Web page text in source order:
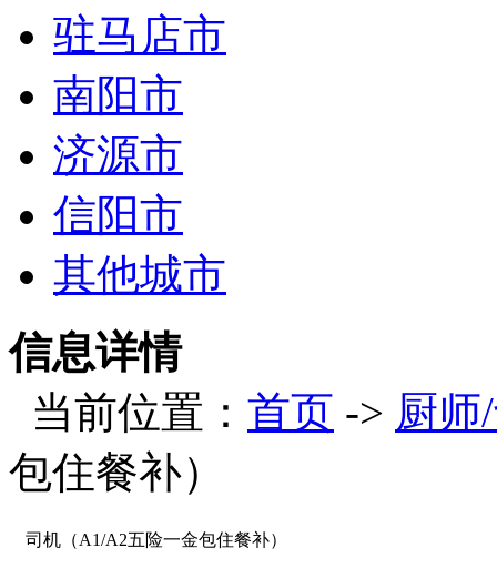
驻马店市
南阳市
济源市
信阳市
其他城市
信息详情
当前位置： 首页 -> 厨师
包住餐补）
司机（A1/A2五险一金包住餐补）